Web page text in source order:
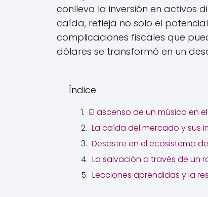
conlleva la inversión en activos
caída, refleja no solo el
complicaciones fiscales que
dólares se transformó en un
Índice
El ascenso de un músico en
La caída del mercado y sus
Desastre en el ecosistema
La salvación a través de un
Lecciones aprendidas y la